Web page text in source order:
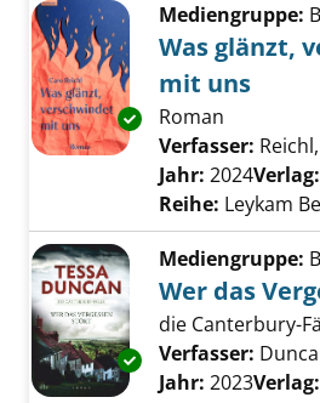
Exemplar-Details
Mediengruppe:
Was glänzt,
mit uns
Roman
Verfasser:
Jahr: 2024Verlag:
Reihe: Leykam
Exemplar-Details
Mediengruppe:
Wer das
die Canterbury-
Verfasser:
Jahr: 2023Verlag: